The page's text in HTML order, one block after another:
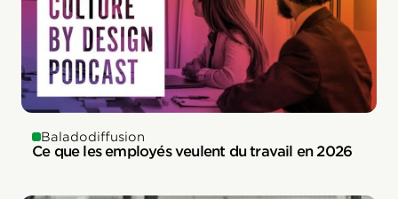
Baladodiffusion
Ce que les employés veulent du travail en 2026